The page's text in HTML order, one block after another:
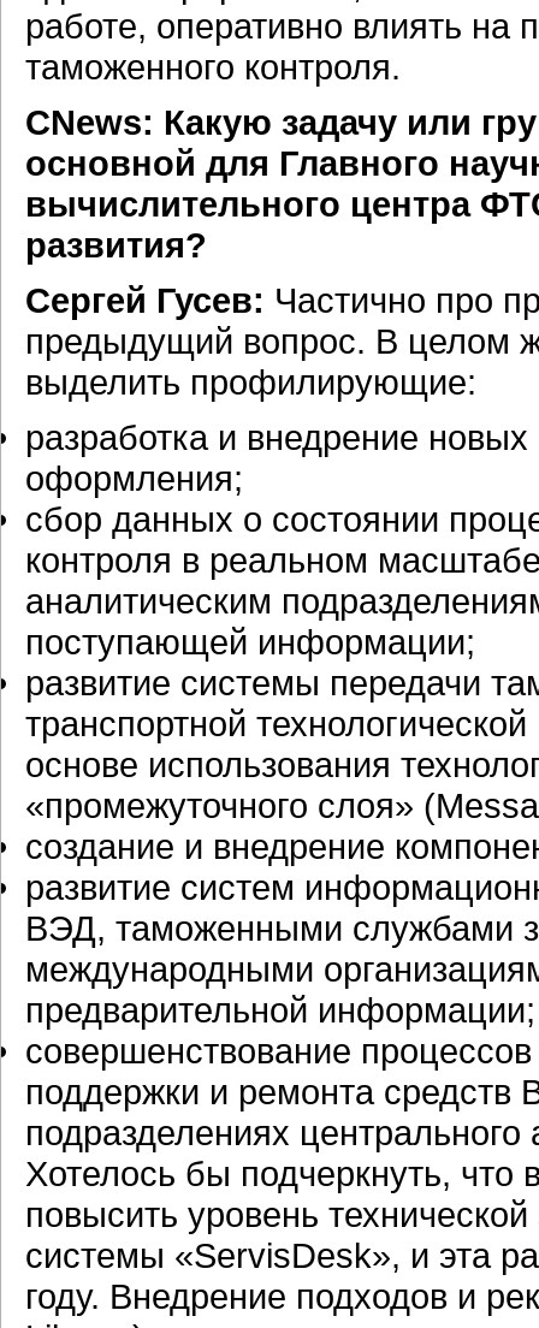
работе, оперативно влиять
таможенного контроля.
CNews: Какую задачу или
основной для Главного
вычислительного центра
развития?
Сергей Гусев: Частично про
предыдущий вопрос. В целом
выделить профилирующие:
разработка и внедрение
оформления;
сбор данных о состоянии
контроля в реальном
аналитическим
поступающей информации;
развитие системы передачи
транспортной
основе использования
«промежуточного слоя»
создание и внедрение
развитие систем
ВЭД, таможенными службами
международными
предварительной информации;
совершенствование
поддержки и ремонта средств
подразделениях
Хотелось бы подчеркнуть, что
повысить уровень
системы «ServisDesk», и эта
году. Внедрение подходов и